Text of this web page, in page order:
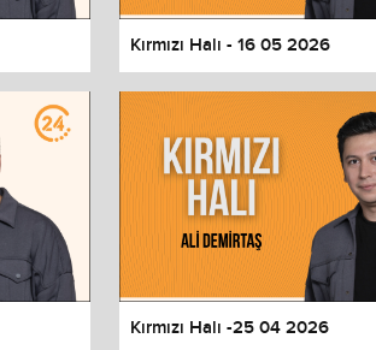
Kırmızı Halı - 16 05 2026
Kırmızı Halı -25 04 2026